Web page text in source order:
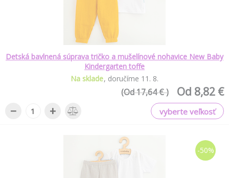
Detská bavlnená súprava tričko a mušelínové nohavice New Baby
Kindergarten toffe
Na sklade doručíme 11 . 8.
Od 8,82 €
(Od 17,64 € )
− + vyberte veľkosť
-50%